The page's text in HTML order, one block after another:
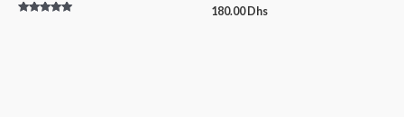
180.00 Dhs